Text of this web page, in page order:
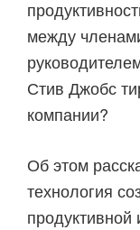
между
Стив Джобс
компании?
Об этом
технология